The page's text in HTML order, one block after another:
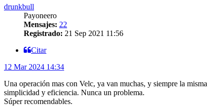
drunkbull
Payoneero
Mensajes: 22
Registrado: 21 Sep 2021 11:56
Citar
12 Mar 2024 14:34
Una operación mas con Velc, ya van muchas, y siempre la misma
simplicidad y eficiencia. Nunca un problema.
Súper recomendables.